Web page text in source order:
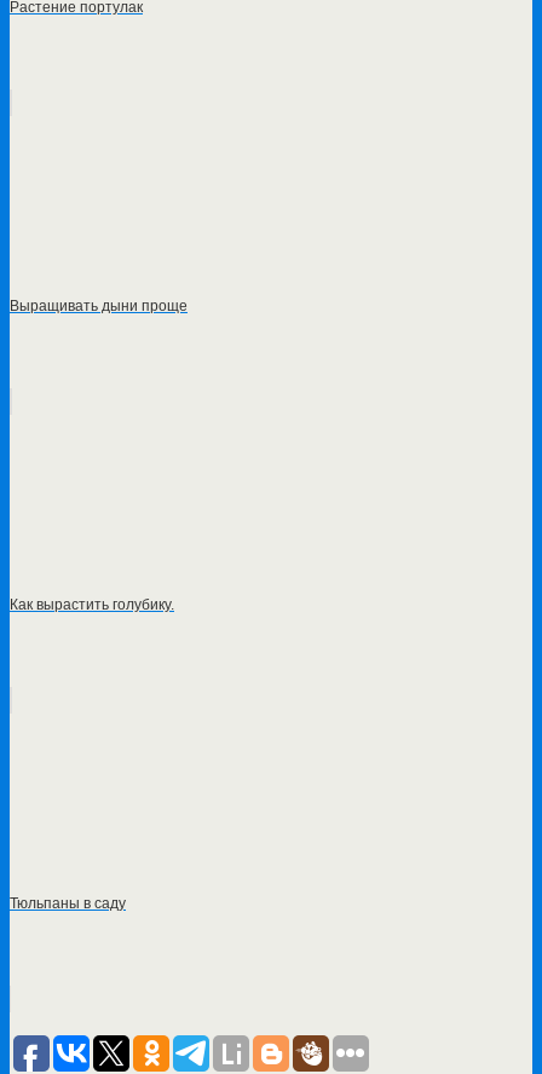
Растение портулак
Выращивать дыни проще
Как вырастить голубику.
Тюльпаны в саду